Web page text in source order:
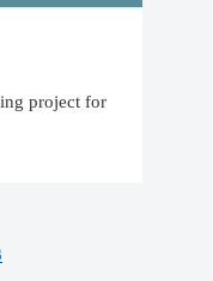
project for